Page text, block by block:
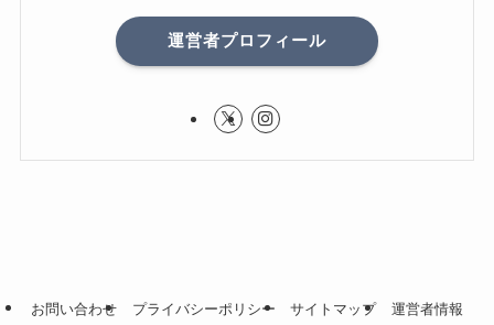
運営者プロフィール
お問い合わせ プライバシーポリシー サイトマップ 運営者情報